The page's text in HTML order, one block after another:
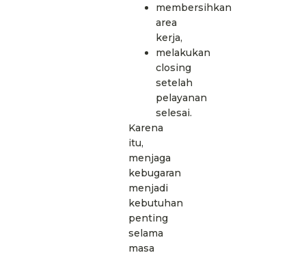
membersihkan
area
kerja,
melakukan
closing
setelah
pelayanan
selesai.
Karena
itu,
menjaga
kebugaran
menjadi
kebutuhan
penting
selama
masa